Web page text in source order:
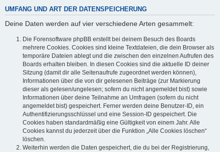
UMFANG UND ART DER DATENSPEICHERUNG
Deine Daten werden auf vier verschiedene Arten gesammelt:
Die Forensoftware phpBB erstellt bei deinem Besuch des Boards
mehrere Cookies. Cookies sind kleine Textdateien, die dein Browser als
temporäre Dateien ablegt und die zwischen den einzelnen Aufrufen des
Boards erhalten bleiben. In diesen Cookies sind die aktuelle ID deiner
Sitzung (damit dir alle Seitenaufrufe zugeordnet werden können),
Informationen über die von dir gelesenen Beiträge (zur Markierung
dieser als gelesen/ungelesen; sofern du nicht angemeldet bist) sowie
Informationen über deine Teilnahme an Umfragen (sofern du nicht
angemeldet bist) gespeichert. Ferner werden deine Benutzer-ID, ein
Authentifizierungsschlüssel und eine Session-ID gespeichert. Die
Cookies haben standardmäßig eine Gültigkeit von einem Jahr. Alle
Cookies kannst du jederzeit über die Funktion „Alle Cookies löschen“
löschen.
Weiterhin werden die Daten gespeichert, die du bei der Registrierung,